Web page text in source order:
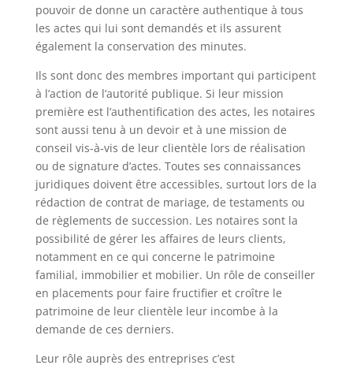
pouvoir de donne un caractère authentique à tous
les actes qui lui sont demandés et ils assurent
également la conservation des minutes.
Ils sont donc des membres important qui participent
à l’action de l’autorité publique. Si leur mission
première est l’authentification des actes, les notaires
sont aussi tenu à un devoir et à une mission de
conseil vis-à-vis de leur clientèle lors de réalisation
ou de signature d’actes. Toutes ses connaissances
juridiques doivent être accessibles, surtout lors de la
rédaction de contrat de mariage, de testaments ou
de règlements de succession. Les notaires sont la
possibilité de gérer les affaires de leurs clients,
notamment en ce qui concerne le patrimoine
familial, immobilier et mobilier. Un rôle de conseiller
en placements pour faire fructifier et croître le
patrimoine de leur clientèle leur incombe à la
demande de ces derniers.
Leur rôle auprès des entreprises c’est